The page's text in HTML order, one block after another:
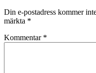
Din e-postadress kommer
märkta *
Kommentar *